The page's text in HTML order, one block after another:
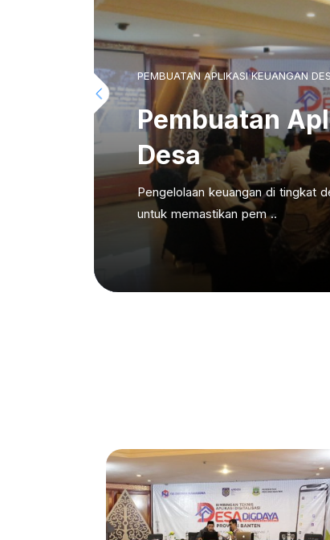
PEMBUATAN APLIKASI KEUANGAN
Pembuatan
Desa
Pengelolaan keuangan di tingkat
untuk memastikan pem ..